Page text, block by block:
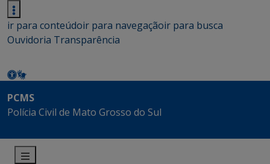
ir para conteúdoir para navegaçãoir para busca
Ouvidoria Transparência
PCMS
Polícia Civil de Mato Grosso do Sul